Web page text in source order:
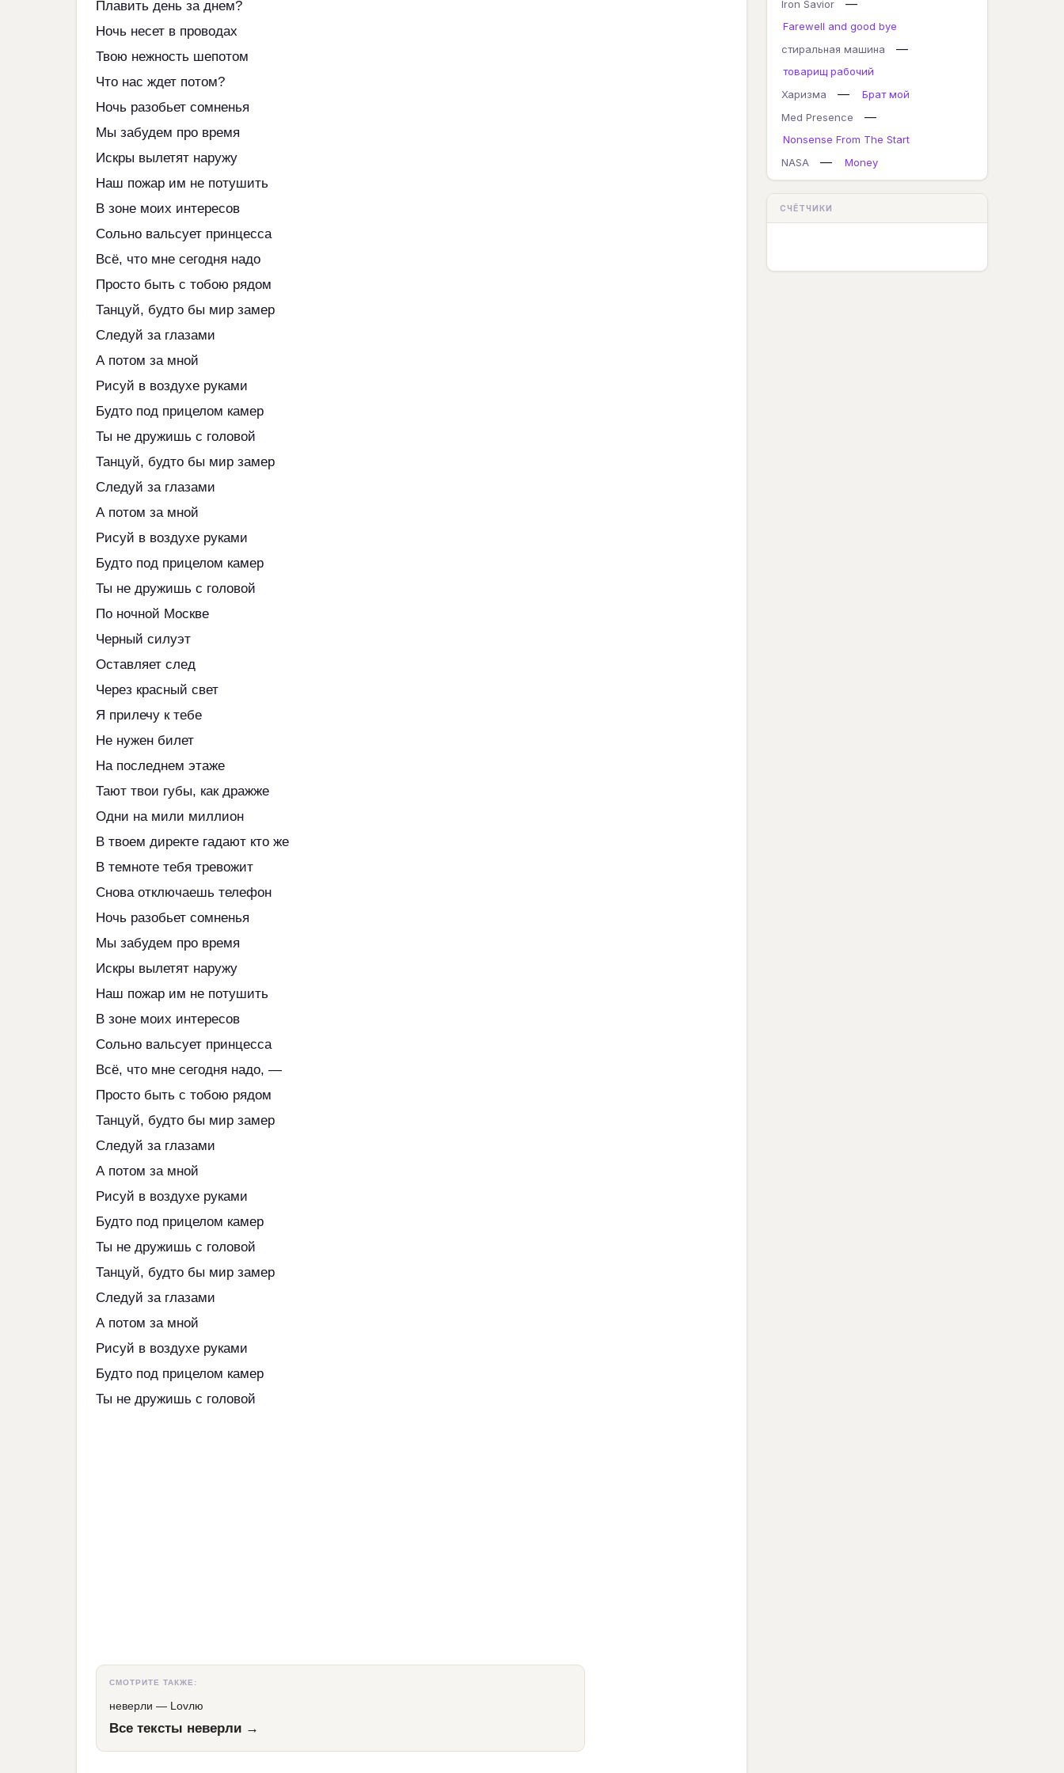
Плавить день за днем?
Ночь несет в проводах
Твою нежность шепотом
Что нас ждет потом?
Ночь разобьет сомненья
Мы забудем про время
Искры вылетят наружу
Наш пожар им не потушить
В зоне моих интересов
Сольно вальсует принцесса
Всё, что мне сегодня надо
Просто быть с тобою рядом
Танцуй, будто бы мир замер
Следуй за глазами
А потом за мной
Рисуй в воздухе руками
Будто под прицелом камер
Ты не дружишь с головой
Танцуй, будто бы мир замер
Следуй за глазами
А потом за мной
Рисуй в воздухе руками
Будто под прицелом камер
Ты не дружишь с головой
По ночной Москве
Черный силуэт
Оставляет след
Через красный свет
Я прилечу к тебе
Не нужен билет
На последнем этаже
Тают твои губы, как дражже
Одни на мили миллион
В твоем директе гадают кто же
В темноте тебя тревожит
Снова отключаешь телефон
Ночь разобьет сомненья
Мы забудем про время
Искры вылетят наружу
Наш пожар им не потушить
В зоне моих интересов
Сольно вальсует принцесса
Всё, что мне сегодня надо, —
Просто быть с тобою рядом
Танцуй, будто бы мир замер
Следуй за глазами
А потом за мной
Рисуй в воздухе руками
Будто под прицелом камер
Ты не дружишь с головой
Танцуй, будто бы мир замер
Следуй за глазами
А потом за мной
Рисуй в воздухе руками
Будто под прицелом камер
Ты не дружишь с головой
СМОТРИТЕ ТАКЖЕ:
неверли — Lovлю
Все тексты неверли →
Iron Savior —
Farewell and good bye
стиральная машина
—
товарищ рабочий
Харизма
—
Брат мой
Med Presence
—
Nonsense From The Start
NASA
— Money
СЧЁТЧИКИ